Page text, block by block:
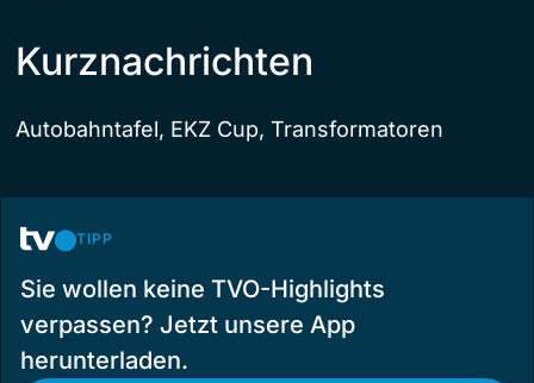
Kurznachrichten
Autobahntafel, EKZ Cup, Transformatoren
TIPP
Sie wollen keine TVO-Highlights
verpassen? Jetzt unsere App
herunterladen.